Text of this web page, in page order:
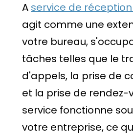
A service de
agit comme une
votre bureau,
tâches telles que le
d'appels, la prise de
et la prise de rendez-
service fonctionne
votre entreprise, ce